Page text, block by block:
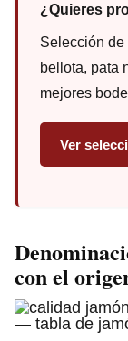
¿Quieres
Selección
bellota, pata
mejores
Ver
con el